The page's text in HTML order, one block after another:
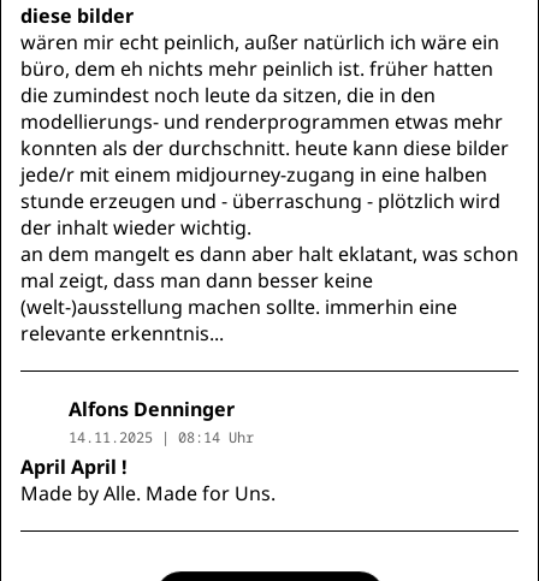
diese bilder
wären mir echt peinlich, außer natürlich ich wäre ein
büro, dem eh nichts mehr peinlich ist. früher hatten
die zumindest noch leute da sitzen, die in den
modellierungs- und renderprogrammen etwas mehr
konnten als der durchschnitt. heute kann diese bilder
jede/r mit einem midjourney-zugang in eine halben
stunde erzeugen und - überraschung - plötzlich wird
der inhalt wieder wichtig.
an dem mangelt es dann aber halt eklatant, was schon
mal zeigt, dass man dann besser keine
(welt-)ausstellung machen sollte. immerhin eine
relevante erkenntnis...
Alfons Denninger
14.11.2025 | 08:14 Uhr
April April !
Made by Alle. Made for Uns.